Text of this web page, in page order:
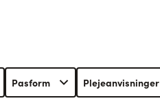
Pasform Plejeanvisninger